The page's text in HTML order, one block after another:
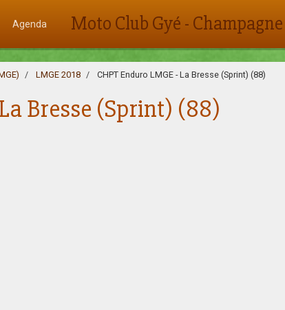
Agenda Moto Club Gyé - Champagne
LMGE 2018 CHPT Enduro LMGE - La Bresse (Sprint) (88)
Bresse (Sprint) (88)